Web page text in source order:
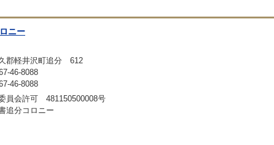
ニー
郡軽井沢町追分 612
46-8088
46-8088
員会許可 481150500008号
追分コロニー